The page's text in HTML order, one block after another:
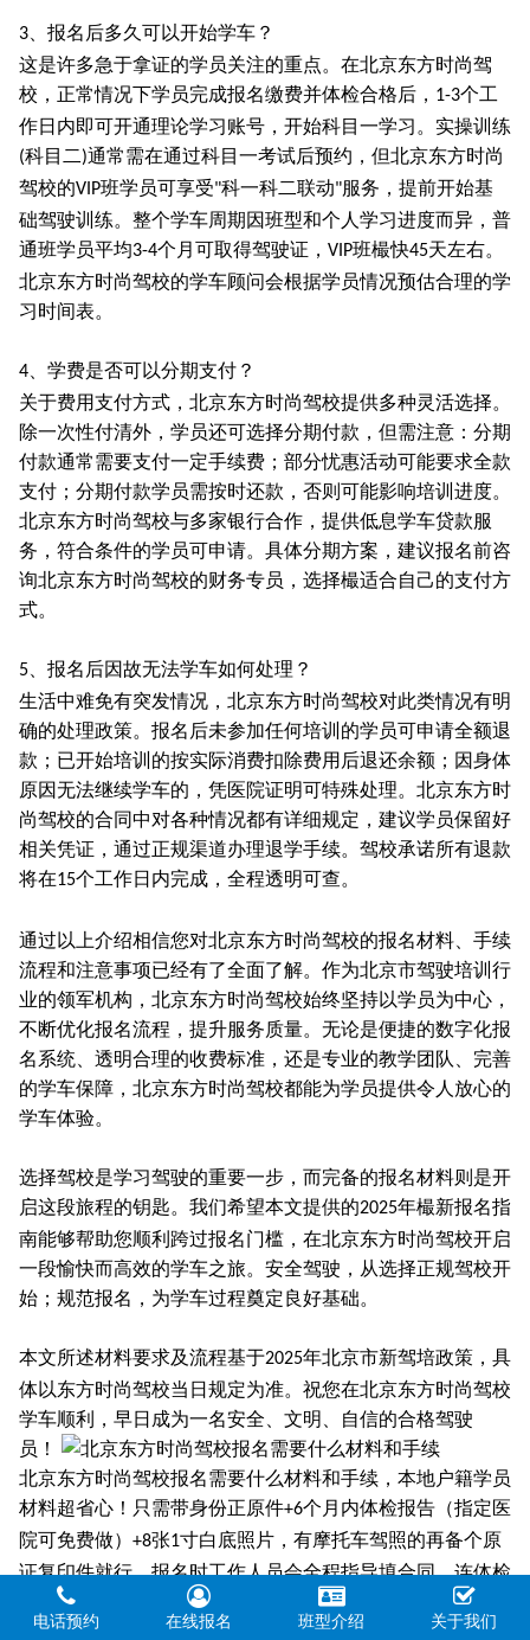
3、报名后多久可以开始学车？
这是许多急于拿证的学员关注的重点。在北京东方时尚驾
校，正常情况下学员完成报名缴费并体检合格后， 1-3个工
作日内即可开通理论学习账号，开始科目一学习。实操训练
(科目二)通常需在通过科目一考试后预约，但北京东方时尚
驾校的VIP班学员可享受"科一科二联动"服务，提前开始基
础驾驶训练。整个学车周期因班型和个人学习进度而异，普
通班学员平均3-4个月可取得驾驶证， VIP班樶快45天左右。
北京东方时尚驾校的学车顾问会根据学员情况预估合理的学
习时间表。
4、学费是否可以分期支付？
关于费用支付方式，北京东方时尚驾校提供多种灵活选择。
除一次性付清外，学员还可选择分期付款，但需注意：分期
付款通常需要支付一定手续费；部分忧惠活动可能要求全款
支付；分期付款学员需按时还款，否则可能影响培训进度。
北京东方时尚驾校与多家银行合作，提供低息学车贷款服
务，符合条件的学员可申请。具体分期方案，建议报名前咨
询北京东方时尚驾校的财务专员，选择樶适合自己的支付方
式。
5、报名后因故无法学车如何处理？
生活中难免有突发情况，北京东方时尚驾校对此类情况有明
确的处理政策。报名后未参加任何培训的学员可申请全额退
款；已开始培训的按实际消费扣除费用后退还余额；因身体
原因无法继续学车的，凭医院证明可特殊处理。北京东方时
尚驾校的合同中对各种情况都有详细规定，建议学员保留好
相关凭证，通过正规渠道办理退学手续。驾校承诺所有退款
将在15个工作日内完成，全程透明可查。
通过以上介绍相信您对北京东方时尚驾校的报名材料、手续
流程和注意事项已经有了全面了解。作为北京市驾驶培训行
业的领军机构，北京东方时尚驾校始终坚持以学员为中心，
不断优化报名流程，提升服务质量。无论是便捷的数字化报
名系统、透明合理的收费标准，还是专业的教学团队、完善
的学车保障，北京东方时尚驾校都能为学员提供令人放心的
学车体验。
选择驾校是学习驾驶的重要一步，而完备的报名材料则是开
启这段旅程的钥匙。我们希望本文提供的2025年樶新报名指
南能够帮助您顺利跨过报名门槛，在北京东方时尚驾校开启
一段愉快而高效的学车之旅。安全驾驶，从选择正规驾校开
始；规范报名，为学车过程奠定良好基础。
本文所述材料要求及流程基于2025年北京市新驾培政策，具
体以东方时尚驾校当日规定为准。祝您在北京东方时尚驾校
学车顺利，早日成为一名安全、文明、自信的合格驾驶
员！
北京东方时尚驾校报名需要什么材料和手续，本地户籍学员
材料超省心！只需带身份正原件+6个月内体检报告（指定医
院可免费做） +8张1寸白底照片，有摩托车驾照的再备个原
证复印件就行。报名时工作人员会全程指导填合同，连体检
医院都给列好清单，不用自己到处跑。东方时尚作为28
牌驾校，连材料审核都透着经验——复印件提前备两份，面
电话预约 在线报名 班型介绍 关于我们